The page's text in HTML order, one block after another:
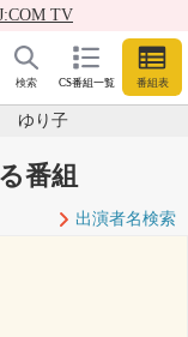
TV
CS番組一覧 番組表
検索
ゆり子
番組
出演者名検索